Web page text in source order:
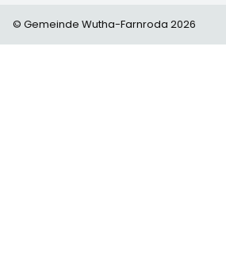
© Gemeinde Wutha-Farnroda 2026